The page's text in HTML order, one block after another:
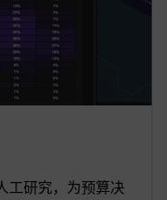
工研究，为预算决